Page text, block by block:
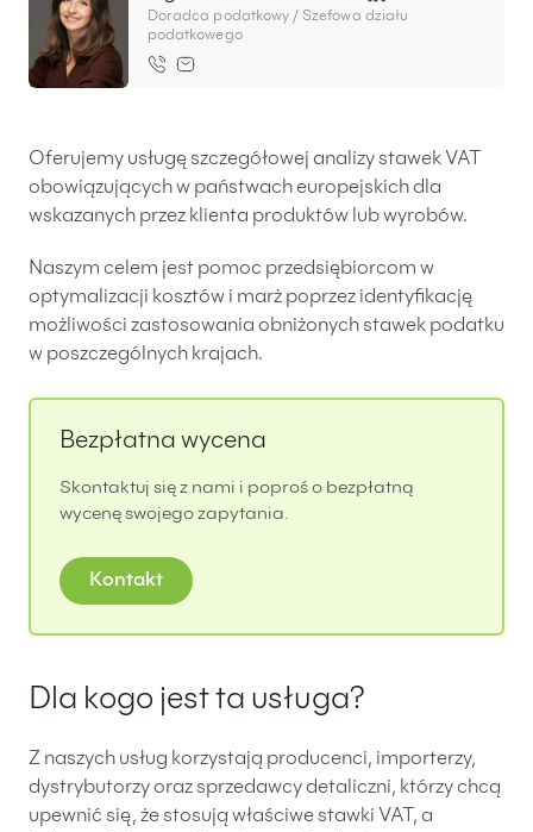
Likwidacje i upadłości spółek
Modelowanie i optymalizacja działalności IT
Przygotowywanie umów w obrocie
międzynarodowym
Rejestracja spółek prawa handlowego
Legalizacja pobytu i pracy cudzoziemców
PL
Doradca podatkowy / Szefowa działu
podatkowego
Oferujemy usługę szczegółowej analizy stawek VAT
obowiązujących w państwach europejskich dla
wskazanych przez klienta produktów lub wyrobów.
Naszym celem jest pomoc przedsiębiorcom w
optymalizacji kosztów i marż poprzez identyfikację
możliwości zastosowania obniżonych stawek podatku
w poszczególnych krajach.
Bezpłatna wycena
Skontaktuj się z nami i poproś o bezpłatną
wycenę swojego zapytania.
Kontakt
Dla kogo jest ta usługa?
Z naszych usług korzystają producenci, importerzy,
dystrybutorzy oraz sprzedawcy detaliczni, którzy chcą
upewnić się, że stosują właściwe stawki VAT, a